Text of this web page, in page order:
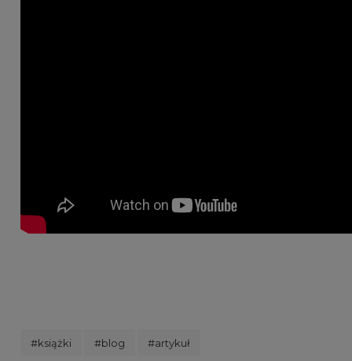
#książki #blog #artykuł